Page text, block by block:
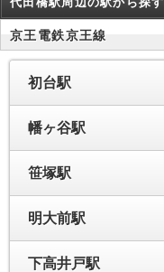
京王電鉄京王線
初台駅
幡ヶ谷駅
笹塚駅
明大前駅
下高井戸駅